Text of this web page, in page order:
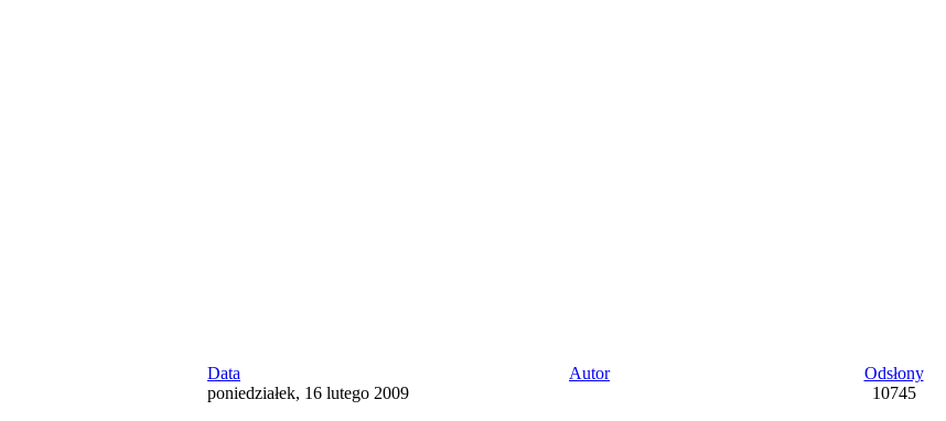
Data Autor
Odsłony
poniedziałek, 16 lutego 2009 10745